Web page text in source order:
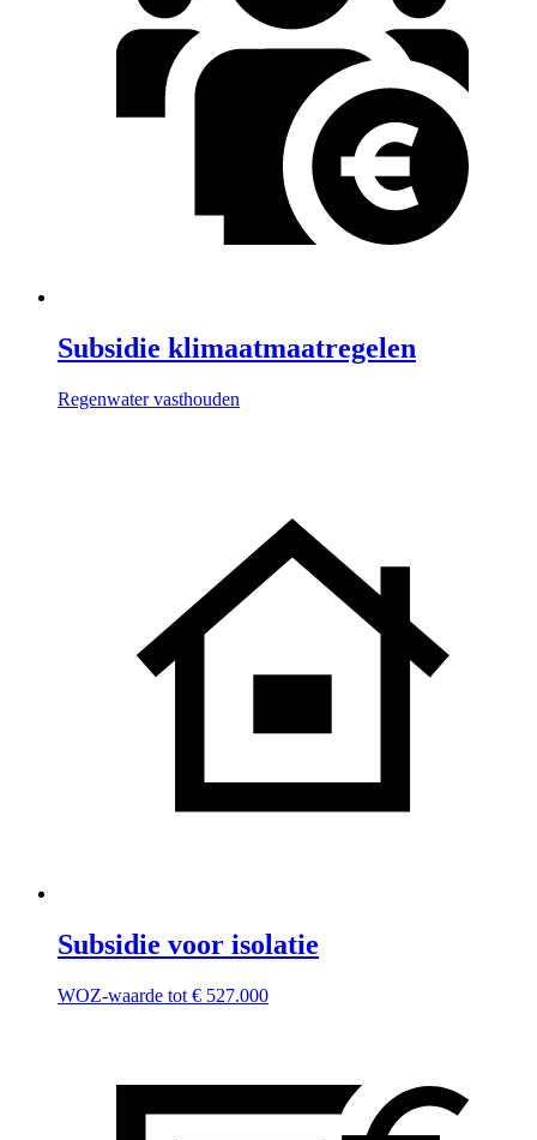
Subsidie klimaatmaatregelen
Regenwater vasthouden
Subsidie voor isolatie
WOZ-waarde tot € 527.000